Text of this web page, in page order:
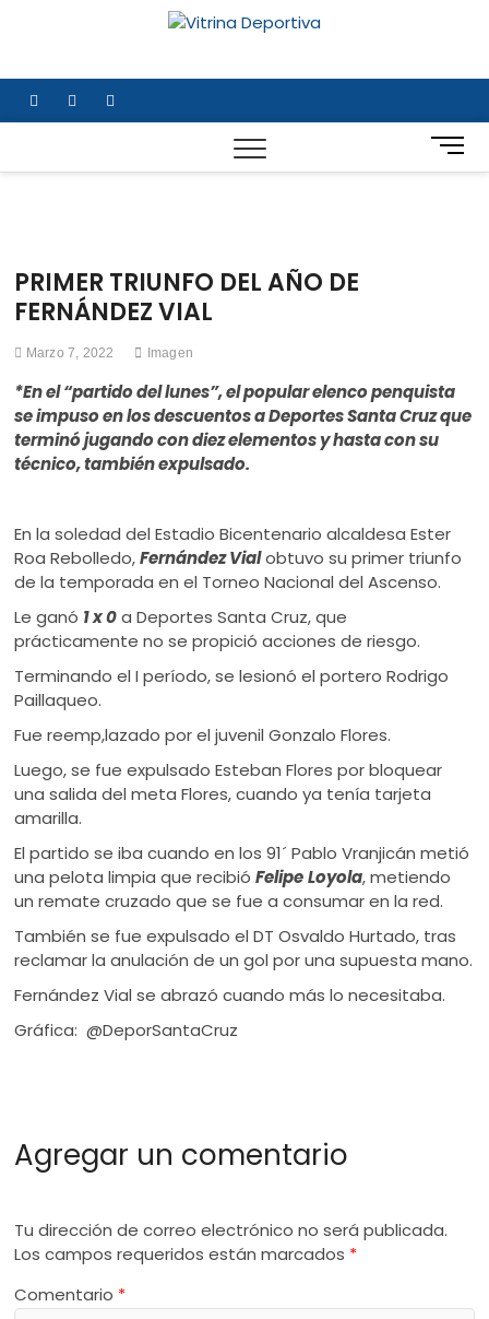
INTERNACIONAL
facebooktwitterinstagram
B
o
ú
PRIMER TRIUNFO DEL AÑO DE
FERNÁNDEZ VIAL
Marzo 7, 2022 Imagen
*En el “partido del lunes”, el popular elenco penquista
se impuso en los descuentos a Deportes Santa Cruz que
terminó jugando con diez elementos y hasta con su
técnico, también expulsado.
En la soledad del Estadio Bicentenario alcaldesa Ester
Roa Rebolledo,Fernández Vialobtuvo su primer triunfo
de la temporada en el Torneo Nacional del Ascenso.
Le ganó 1 x 0a Deportes Santa Cruz, que
prácticamente no se propició acciones de riesgo.
Terminando el I período, se lesionó el portero Rodrigo
Paillaqueo.
Fue reemp,lazado por el juvenil Gonzalo Flores.
Luego, se fue expulsado Esteban Flores por bloquear
una salida del meta Flores, cuando ya tenía tarjeta
amarilla.
El partido se iba cuando en los 91´ Pablo Vranjicán metió
una pelota limpia que recibióFelipe Loyola, metiendo
un remate cruzado que se fue a consumar en la red.
También se fue expulsado el DT Osvaldo Hurtado, tras
reclamar la anulación de un gol por una supuesta mano.
Fernández Vial se abrazó cuando más lo necesitaba.
Gráfica: @DeporSantaCruz
Agregar un comentario
Tu dirección de correo electrónico no será publicada.
Los campos requeridos están marcados *
Comentario *